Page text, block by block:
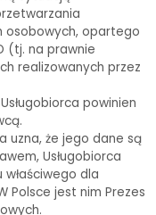
osobowych, opartego
(tj. na prawnie
realizowanych przez
powinien
uzna, że jego dane są
Usługobiorca
właściwego dla
Polsce jest nim Prezes